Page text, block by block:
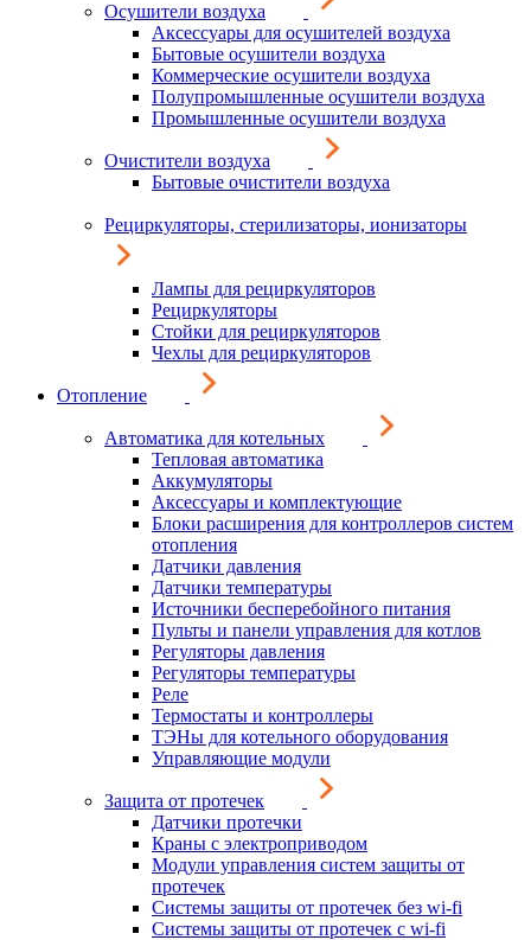
Осушители воздуха
Аксессуары для осушителей воздуха
Бытовые осушители воздуха
Коммерческие осушители воздуха
Полупромышленные осушители воздуха
Промышленные осушители воздуха
Очистители воздуха
Бытовые очистители воздуха
Рециркуляторы, стерилизаторы, ионизаторы
Лампы для рециркуляторов
Рециркуляторы
Стойки для рециркуляторов
Чехлы для рециркуляторов
Отопление
Автоматика для котельных
Тепловая автоматика
Аккумуляторы
Аксессуары и комплектующие
Блоки расширения для контроллеров систем
отопления
Датчики давления
Датчики температуры
Источники бесперебойного питания
Пульты и панели управления для котлов
Регуляторы давления
Регуляторы температуры
Реле
Термостаты и контроллеры
ТЭНы для котельного оборудования
Управляющие модули
Защита от протечек
Датчики протечки
Краны с электроприводом
Модули управления систем защиты от
протечек
Системы защиты от протечек без wi-fi
Системы защиты от протечек с wi-fi